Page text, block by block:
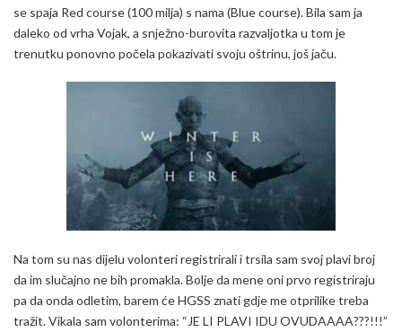
se spaja Red course (100 milja) s nama (Blue course). Bila sam ja
daleko od vrha Vojak, a snježno-burovita razvaljotka u tom je
trenutku ponovno počela pokazivati svoju oštrinu, još jaču.
Na tom su nas dijelu volonteri registrirali i trsila sam svoj plavi broj
da im slučajno ne bih promakla. Bolje da mene oni prvo registriraju
pa da onda odletim, barem će HGSS znati gdje me otprilike treba
tražit. Vikala sam volonterima: “JE LI PLAVI IDU OVUDAAAA???!!!”